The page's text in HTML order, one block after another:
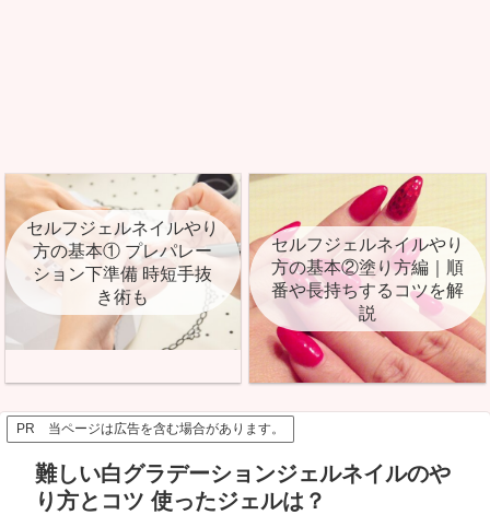
セルフジェルネイルやり
方の基本① プレパレー
ション下準備 時短手抜
き術も
セルフジェルネイルやり
方の基本②塗り方編｜順
番や長持ちするコツを解
説
PR 当ページは広告を含む場合があります。
難しい白グラデーションジェルネイルのや
り方とコツ 使ったジェルは？